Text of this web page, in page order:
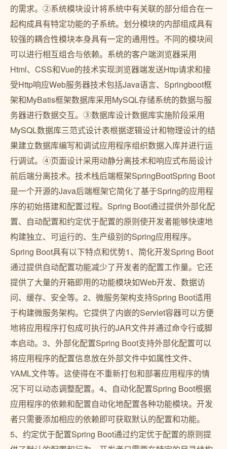
的需求。②系统模块设计将系统中有关联的部分组合在一
起构成具有特定功能的子系统。划分模块的内部组成具有
较强的耦合性模块本身具有一定的通用性。不同的模块间
可以进行相互组合与依赖。系统的客户端浏览器采用
Html、CSS和Vue的技术实现浏览器端发送Http请求和接
受Http响应Web服务器技术包括Java语言、Springboot框
架和MyBatis框架数据库采用MySQL存储系统的数据与服
务器进行数据交互。③数据库设计数据库实施阶段采用
MySQL数据库三范式设计表根据逻辑设计和物理设计的结
果建立数据库编写和调试应用程序组织数据入库并进行运
行调试。④页面设计采用动静分离技术和响应式布局设计
前后端分离技术。技术栈后端框架SpringBootSpring Boot
是一个开源的Java后端框架它简化了基于Spring的应用程
序的初始搭建和配置过程。Spring Boot通过提供外部化配
置、自动配置和约定优于配置的原则使开发者能够快速地
构建独立、可运行的、生产级别的Spring应用程序。
Spring Boot具有以下特点和优势1、简化开发Spring Boot
通过提供自动配置功能减少了开发者的配置工作量。它还
提供了大量的开箱即用的功能模块如Web开发、数据访
问、缓存、安全等。2、微服务架构支持Spring Boot适用
于构建微服务架构。它提供了内嵌的Servlet容器可以方便
地将应用程序打包成可执行的JAR文件并通过命令行或脚
本启动。3、外部化配置Spring Boot支持外部化配置可以
将应用程序的配置信息放在外部文件中如属性文件、
YAML文件等。这使得在不重新打包和部署应用程序的情
况下可以动态调整配置。4、自动化配置Spring Boot根据
应用程序的依赖和配置自动化地配置各种功能模块。开发
者只需要添加相应的依赖即可获取默认的配置和功能。
5、约定优于配置Spring Boot通过约定优于配置的原则提